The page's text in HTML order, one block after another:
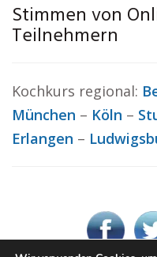
Stimmen von
Teilnehmern
Kochkurs regional:
München – Köln –
Erlangen –